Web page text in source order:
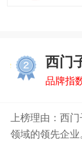
西门
品牌指
上榜理由：西
领域的领先企